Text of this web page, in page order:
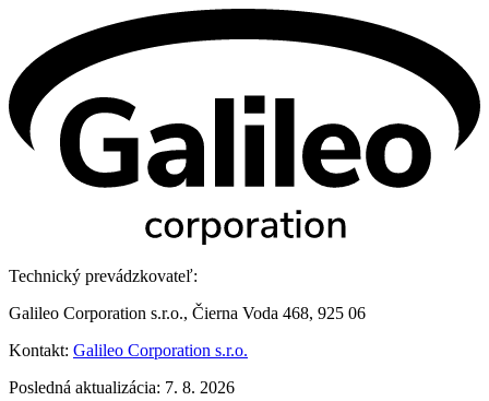
Technický prevádzkovateľ:
Galileo Corporation s.r.o., Čierna Voda 468, 925 06
Kontakt: Galileo Corporation s.r.o.
Posledná aktualizácia: 7. 8. 2026